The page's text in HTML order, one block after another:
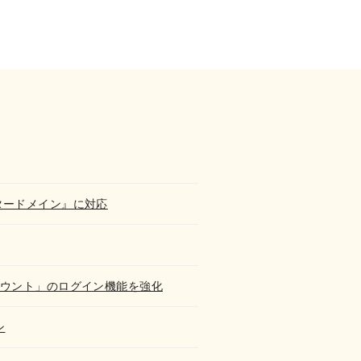
ドメイン』に対応
ント」のログイン機能を強化